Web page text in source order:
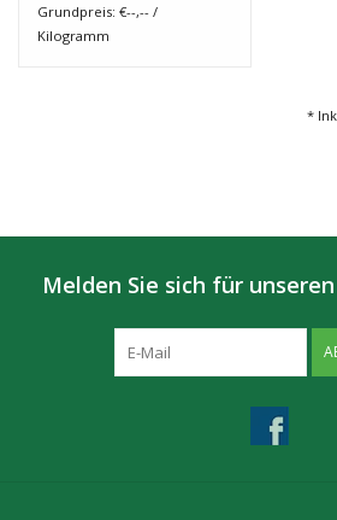
Grundpreis: €--,-- /
Kilogramm
*
Melden Sie sich für